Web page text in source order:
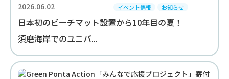
2026.06.02 イベント情報 お知らせ
日本初のビーチマット設置から10年目の夏！
須磨海岸でのユニバ...